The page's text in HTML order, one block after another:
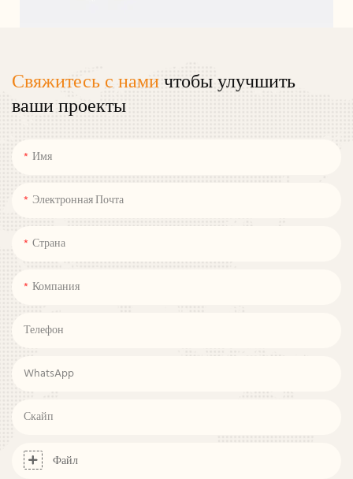
Свяжитесь с намичтобы улучшить
ваши проекты
Имя
Электронная Почта
Страна
Компания
Телефон
WhatsApp
Скайп
Файл